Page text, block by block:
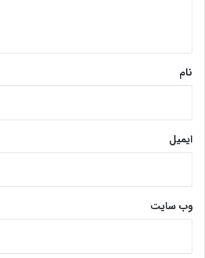
نام
ایمیل
وب‌ سایت